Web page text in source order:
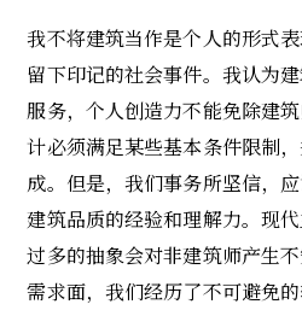
我不将建筑当作是个人的形式
留下印记的社会事件。我认为
服务，个人创造力不能免除建
计必须满足某些基本条件限制
成。但是，我们事务所坚信，
建筑品质的经验和理解力。现
过多的抽象会对非建筑师产生
需求面，我们经历了不可避免